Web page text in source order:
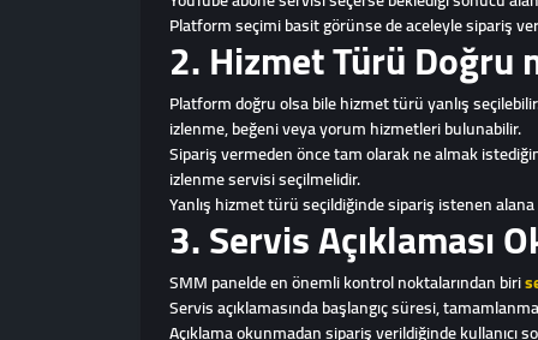
Platform seçimi basit görünse de aceleyle sipariş
2. Hizmet Türü Doğru
Platform doğru olsa bile hizmet türü yanlış
izlenme, beğeni veya yorum hizmetleri bulunabilir.
Sipariş vermeden önce tam olarak ne almak
izlenme servisi seçilmelidir.
Yanlış hizmet türü seçildiğinde sipariş istenen
3. Servis Açıklaması
SMM panelde en önemli kontrol noktalarından biri
Servis açıklamasında başlangıç süresi,
Açıklama okunmadan sipariş verildiğinde kullanıcı